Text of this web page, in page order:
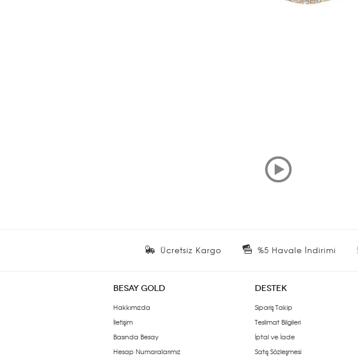
Ücretsiz Kargo %5 Havale İndirimi
BESAY GOLD
Hakkımızda
İletişim
Basında Besay
Hesap Numaralarımız
DESTEK
Sipariş Takip
Teslimat Bilgileri
İptal ve İade
Satış Sözleşmesi